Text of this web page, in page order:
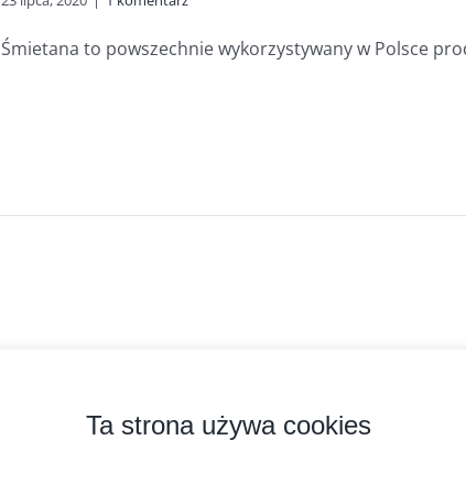
Śmietana to powszechnie wykorzystywany w Polsce
Ta strona używa cookies